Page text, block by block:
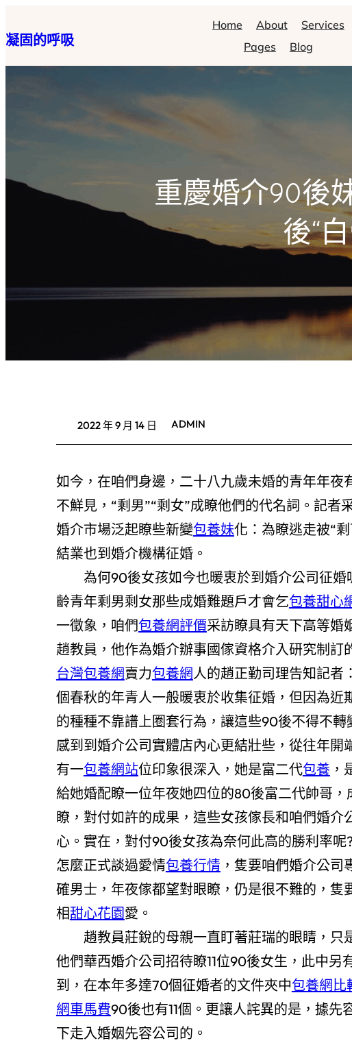
至
主
凝固的呼吸
Home About
Services
Pages
Blog
重慶婚介90後
後“
2022 年 9 月 14 日 ADMIN
如今，在咱們身邊，二十八九歲未婚的青年年
不鮮見，“剩男”“剩女”成瞭他們的代名詞。記
婚介市場泛起瞭些新變包養妹化：為瞭逃走被“
結業也到婚介機構征婚。
為何90後女孩如今也暖衷於到婚介公司征婚
齡青年剩男剩女那些成婚難題戶才會乞包養甜心
一徵象，咱們包養網評價采訪瞭具有天下高等婚
趙教員，他作為婚介辦事國傢資格介入研究制
台灣包養網賣力包養網人的趙正勤司理告知記者
個春秋的年青人一般暖衷於收集征婚，但因為
的種種不靠譜上圈套行為，讓這些90後不得不
感到到婚介公司實體店內心更結壯些，從往年
有一包養網站位印象很深入，她是富二代包養，
給她婚配瞭一位年夜她四位的80後富二代帥哥
瞭，對付如許的成果，這些女孩傢長和咱們婚
心。實在，對付90後女孩為奈何此高的勝利率
怎麼正式談過愛情包養行情，隻要咱們婚介公司
確男士，年夜傢都望對眼瞭，仍是很不難的，隻
相甜心花園愛。
趙教員莊銳的母親一直盯著莊瑞的眼睛，只
他們華西婚介公司招待瞭11位90後女生，此中另
到，在本年多達70個征婚者的文件夾中包養網比
網車馬費90後也有11個。更讓人詫異的是，據先
下走入婚姻先容公司的。